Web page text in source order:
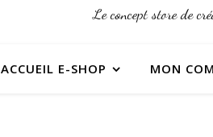
Le concept store de
ACCUEIL E-SHOP MON